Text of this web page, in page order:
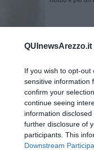
QUInewsArezzo.it
If you wish to opt-
sensitive information
confirm your
continue seeing
information
further disclosure of
participants. This
Downstream
Si è tenuta al
Scientifico
Autobus,